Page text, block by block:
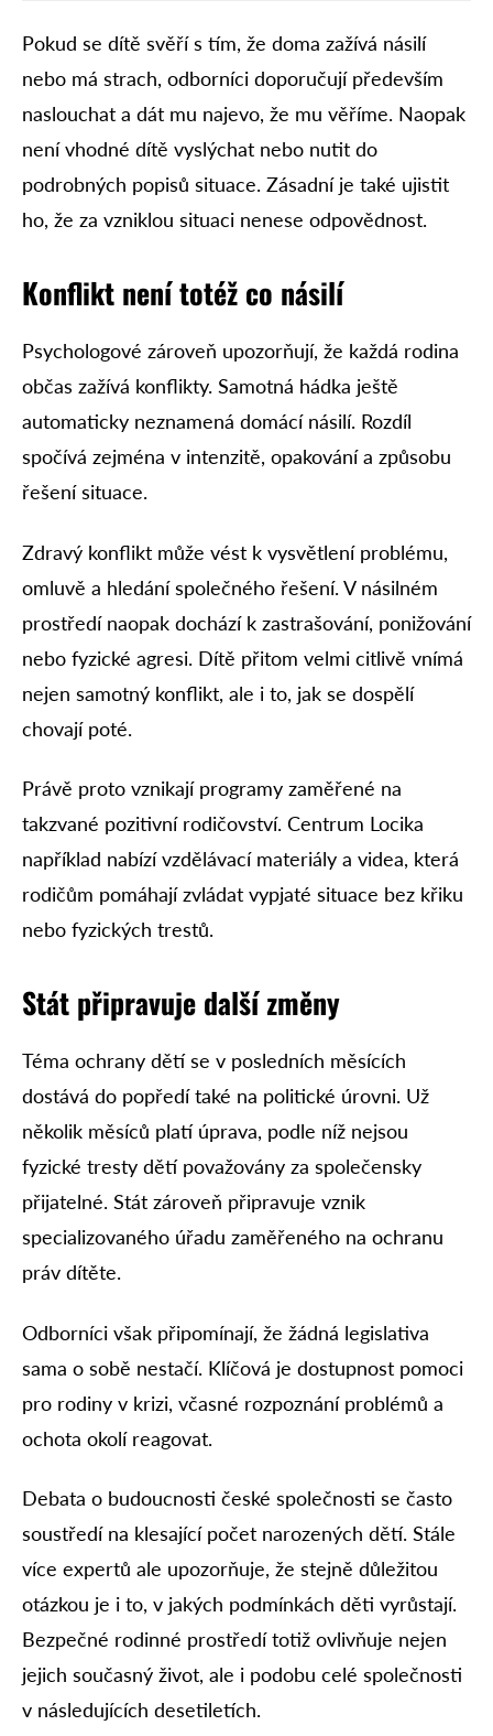
Pokud se dítě svěří s tím, že doma zažívá násilí
nebo má strach, odborníci doporučují především
naslouchat a dát mu najevo, že mu věříme. Naopak
není vhodné dítě vyslýchat nebo nutit do
podrobných popisů situace. Zásadní je také ujistit
ho, že za vzniklou situaci nenese odpovědnost.
Konflikt není totéž co násilí
Psychologové zároveň upozorňují, že každá rodina
občas zažívá konflikty. Samotná hádka ještě
automaticky neznamená domácí násilí. Rozdíl
spočívá zejména v intenzitě, opakování a způsobu
řešení situace.
Zdravý konflikt může vést k vysvětlení problému,
omluvě a hledání společného řešení. V násilném
prostředí naopak dochází k zastrašování, ponižování
nebo fyzické agresi. Dítě přitom velmi citlivě vnímá
nejen samotný konflikt, ale i to, jak se dospělí
chovají poté.
Právě proto vznikají programy zaměřené na
takzvané pozitivní rodičovství. Centrum Locika
například nabízí vzdělávací materiály a videa, která
rodičům pomáhají zvládat vypjaté situace bez křiku
nebo fyzických trestů.
Stát připravuje další změny
Téma ochrany dětí se v posledních měsících
dostává do popředí také na politické úrovni. Už
několik měsíců platí úprava, podle níž nejsou
fyzické tresty dětí považovány za společensky
přijatelné. Stát zároveň připravuje vznik
specializovaného úřadu zaměřeného na ochranu
práv dítěte.
Odborníci však připomínají, že žádná legislativa
sama o sobě nestačí. Klíčová je dostupnost pomoci
pro rodiny v krizi, včasné rozpoznání problémů a
ochota okolí reagovat.
Debata o budoucnosti české společnosti se často
soustředí na klesající počet narozených dětí. Stále
více expertů ale upozorňuje, že stejně důležitou
otázkou je i to, v jakých podmínkách děti vyrůstají.
Bezpečné rodinné prostředí totiž ovlivňuje nejen
jejich současný život, ale i podobu celé společnosti
v následujících desetiletích.